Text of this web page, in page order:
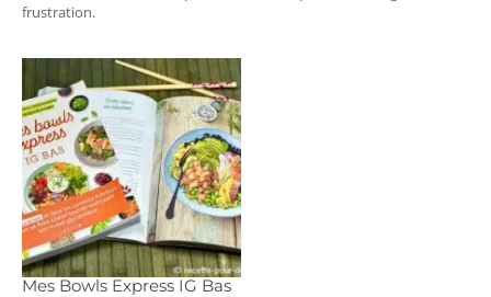
frustration.
Mes Bowls Express IG Bas